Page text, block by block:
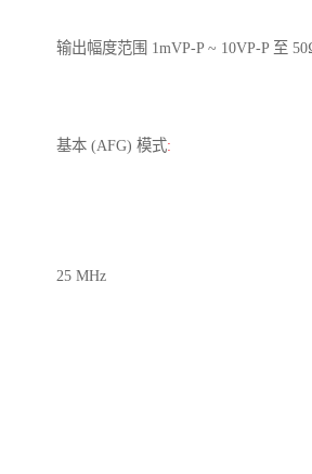
输出幅度范围 1mVP-P ~ 10VP-P 至
基本 (AFG) 模式:
25 MHz